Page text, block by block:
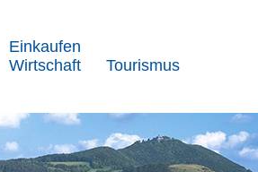
Einkaufen
Wirtschaft
Tourismus